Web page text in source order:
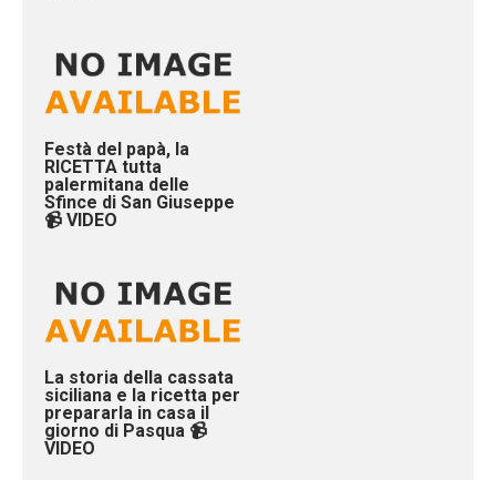
Festà del papà, la
RICETTA tutta
palermitana delle
Sfince di San Giuseppe
📹 VIDEO
La storia della cassata
siciliana e la ricetta per
prepararla in casa il
giorno di Pasqua 📹
VIDEO